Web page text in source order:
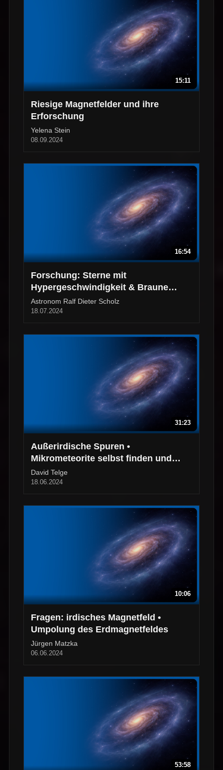
15:11
Riesige Magnetfelder und ihre
Erforschung
Yelena Stein
08.09.2024
16:54
Forschung: Sterne mit
Hypergeschwindigkeit & Braune
Zwerge
Astronom Ralf Dieter Scholz
18.07.2024
31:23
Außerirdische Spuren •
Mikrometeorite selbst finden und
einordnen
David Telge
18.06.2024
10:06
Fragen: irdisches Magnetfeld •
Umpolung des Erdmagnetfeldes
Jürgen Matzka
06.06.2024
53:58